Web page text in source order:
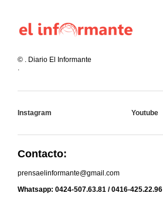
©
Diario El Informante
Instagram Youtube
Contacto:
prensaelinformante@gmail.com
Whatsapp: 0424-507.63.81 / 0416-425.22.96